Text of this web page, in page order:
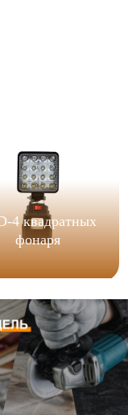
4 квадратных
фонаря